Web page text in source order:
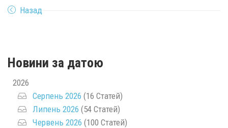
Назад
Новини за датою
2026
Серпень 2026 (16 Статей)
Липень 2026 (54 Статей)
Червень 2026 (100 Статей)